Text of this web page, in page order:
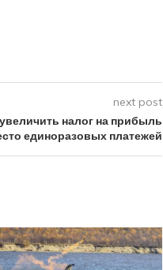
next post
налог на прибыль
единоразовых платежей